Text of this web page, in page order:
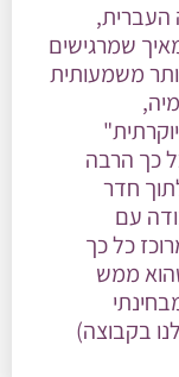
העברית,
שמרגישים
משמעותית
כך הרבה
חדר
עם
כל כך
ממש
בקבוצה)